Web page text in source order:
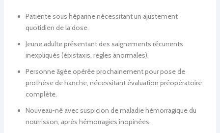
Patiente sous héparine nécessitant un ajustement
quotidien de la dose.
Jeune adulte présentant des saignements récurrents
inexpliqués (épistaxis, règles anormales).
Personne âgée opérée prochainement pour pose de
prothèse de hanche, nécessitant évaluation préopératoire
complète.
Nouveau-né avec suspicion de maladie hémorragique du
nourrisson, après hémorragies inopinées.